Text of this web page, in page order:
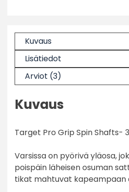
määrä
Kuvaus
Lisätiedot
Arviot (3)
Kuvaus
Target Pro Grip Spin Shafts-
Varsissa on pyörivä yläosa,
poispäin läheisen osuman
tikat mahtuvat kapeampaan